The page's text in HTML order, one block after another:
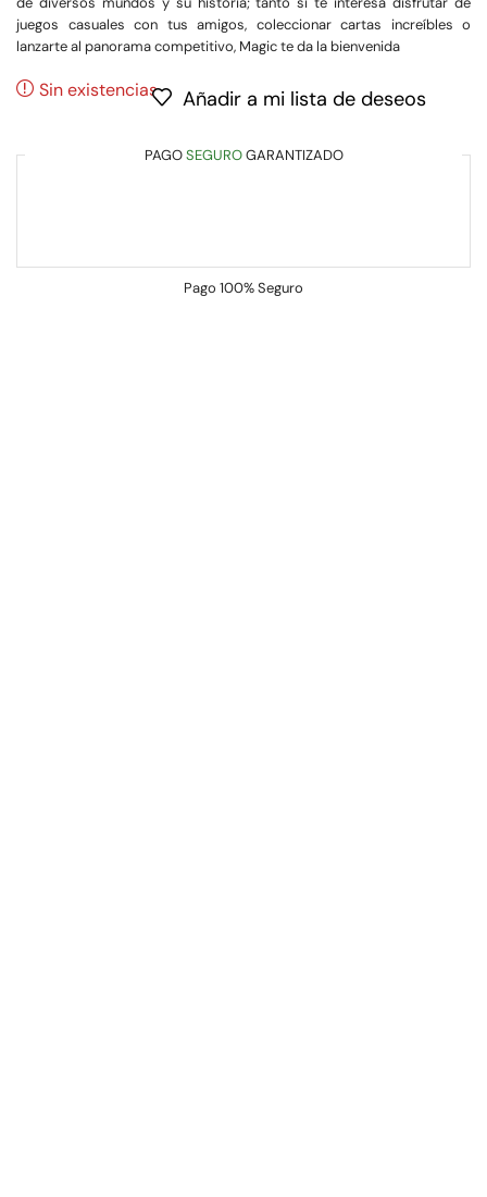
juegos casuales con tus amigos, coleccionar cartas increíbles o
lanzarte al panorama competitivo, Magic te da la bienvenida
Sin existencias Añadir a mi lista de deseos
PAGOSEGUROGARANTIZADO
Pago 100% Seguro